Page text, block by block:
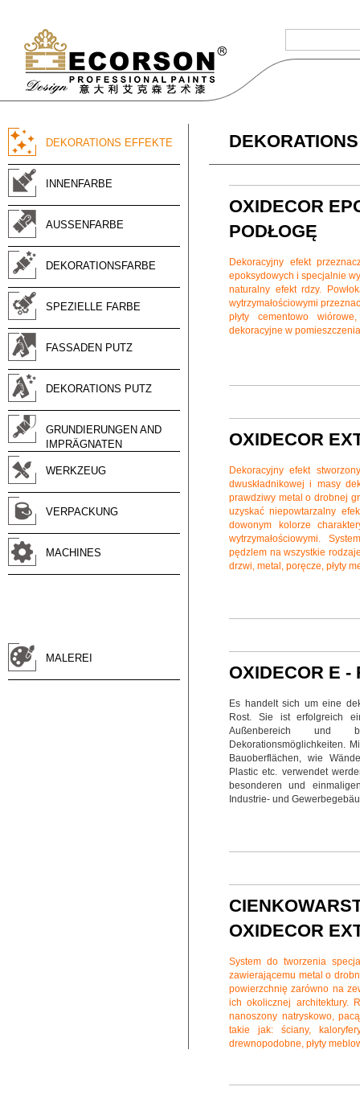
DEKORATIONS EFFEKTE
INNENFARBE
AUSSENFARBE
DEKORATIONSFARBE
SPEZIELLE FARBE
FASSADEN PUTZ
DEKORATIONS PUTZ
GRUNDIERUNGEN AND
IMPRÄGNATEN
WERKZEUG
VERPACKUNG
MACHINES
MALEREI
OXIDECOR
PODŁOGĘ
Dekoracyjny efekt
epoksydowych i specjalnie
naturalny efekt rdzy.
wytrzymałościowymi
płyty cementowo
dekoracyjne w
OXIDECOR
Dekoracyjny efekt
dwuskładnikowej i masy
prawdziwy metal o drobnej
uzyskać niepowtarzalny
dowonym kolorze
wytrzymałościowymi.
pędzlem na wszystkie
drzwi, metal, poręcze, płyty
OXIDECOR E -
Es handelt sich um eine
Rost. Sie ist erfolgreich
Außenbereich und
Dekorationsmöglichkeiten.
Bauoberflächen, wie
Plastic etc. verwendet
besonderen und
Industrie- und
OXIDECOR
System do tworzenia
zawierającemu metal o
powierzchnię zarówno na
ich okolicznej architektury.
nanoszony natryskowo,
takie jak: ściany,
drewnopodobne, płyty